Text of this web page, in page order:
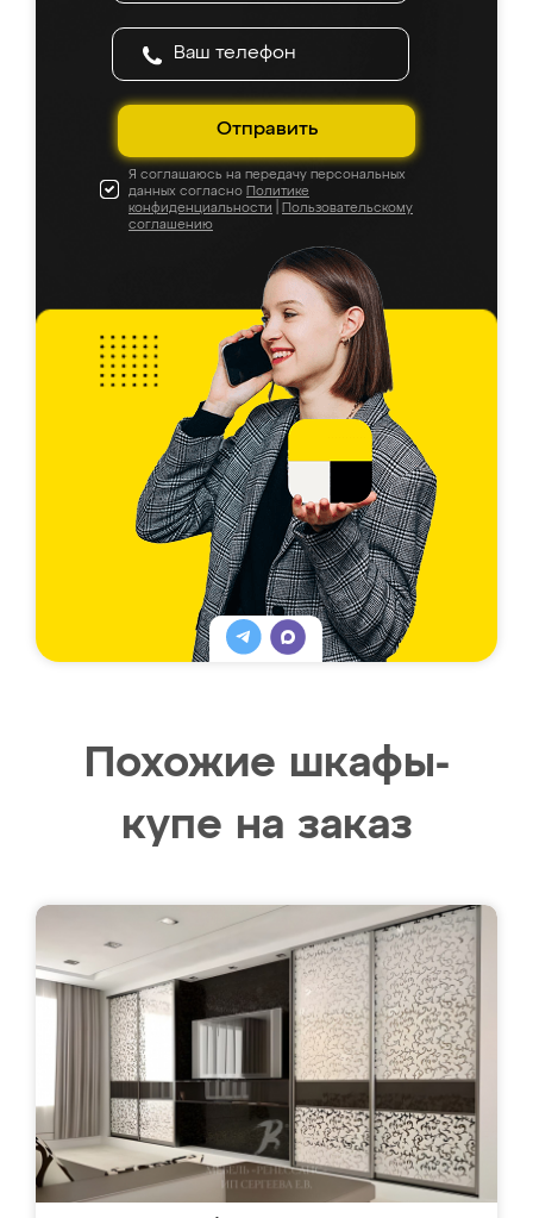
Отправить
Я соглашаюсь на передачу персональных
данных согласно Политике
конфиденциальности
Пользовательскому
соглашению
Похожие шкафы-
купе на заказ